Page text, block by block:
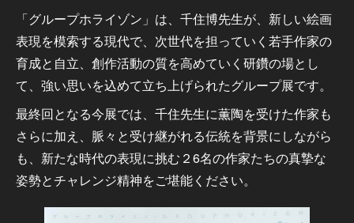
「グループホライゾン」は、千住博先生が、新しい絵画
表現を模索する現代で、次世代を担っていく若手作家の
育成と自立、創作活動の質を高めていく研鑽の場とし
て、強い思いを込めて立ち上げられたグループ展です。
最終回となる今展では、千住先生に薫陶を受けた作家も
さらに加え、脈々と受け継がれる伝統を背景にしながら
も、新たな時代の表現に挑む２6名の作家たちの真摯な
姿勢とチャレンジ精神をご堪能ください。